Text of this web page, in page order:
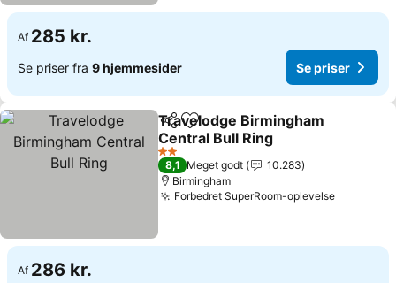
Af 285 kr.
Se priser fra 9 hjemmesider Se priser
Del Føj til favoritter
Travelodge Birmingham
Central Bull Ring
2 Stjerner
8,1 Meget godt
10.283
Birmingham
Forbedret SuperRoom-oplevelse
Af 286 kr.